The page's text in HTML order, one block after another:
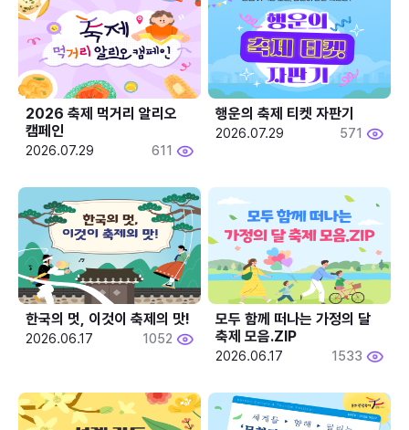
2026 축제 먹거리 알리오
캠페인
2026.07.29 611
행운의 축제 티켓 자판기
2026.07.29 571
한국의 멋, 이것이 축제의 맛!
2026.06.17 1052
모두 함께 떠나는 가정의 달
축제 모음.ZIP
2026.06.17 1533